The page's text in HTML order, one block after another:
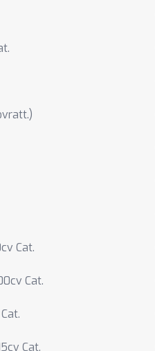
Cat.
Cat.
Cat.